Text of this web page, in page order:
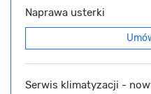
Naprawa usterki
Serwis klimatyzacji -